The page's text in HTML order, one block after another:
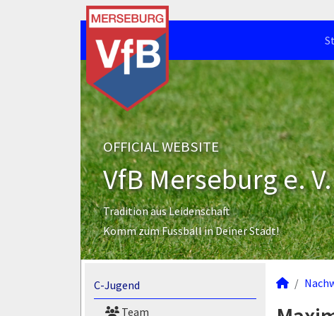
OFFICIAL WEBSITE
VfB Merseburg e. V.
Tradition aus Leidenschaft
Komm zum Fussball in Deiner Stadt!
C-Jugend
Team